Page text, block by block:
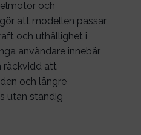
och
att modellen passar
och uthållighet i
användare innebär
räckvidd att
och längre
utan ständig